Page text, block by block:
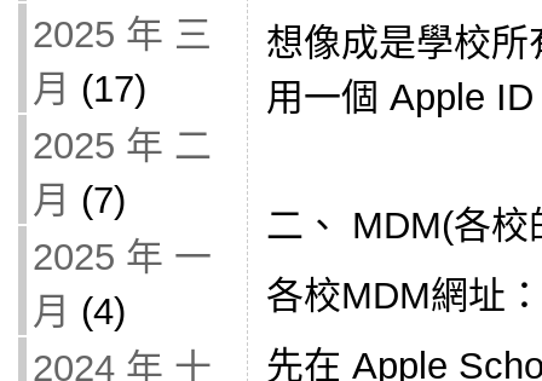
2025 年 三
月 (17)
2025 年 二
月 (7)
2025 年 一
月 (4)
2024 年 十
想像成是學校
用一個 Apple
二、 MDM(各校
各校MDM網址
先在 Apple